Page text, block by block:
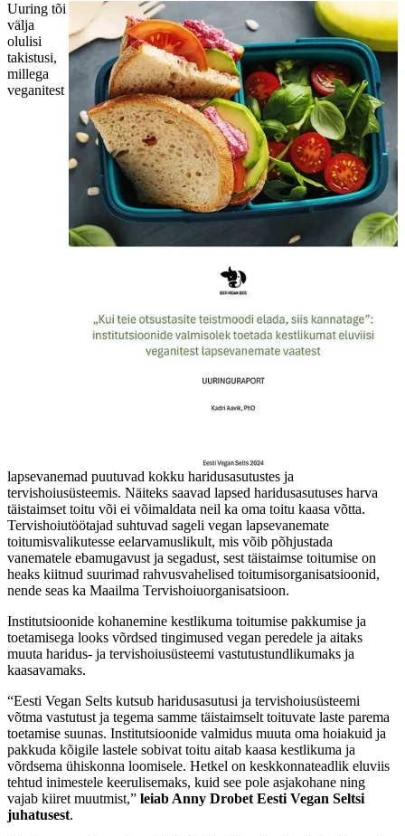
Uuring tõi
välja
olulisi
takistusi,
millega
veganitest
lapsevanemad puutuvad kokku haridusasutustes ja
tervishoiusüsteemis. Näiteks saavad lapsed haridusasutuses harva
täistaimset toitu või ei võimaldata neil ka oma toitu kaasa võtta.
Tervishoiutöötajad suhtuvad sageli vegan lapsevanemate
toitumisvalikutesse eelarvamuslikult, mis võib põhjustada
vanematele ebamugavust ja segadust, sest täistaimse toitumise on
heaks kiitnud suurimad rahvusvahelised toitumisorganisatsioonid,
nende seas ka Maailma Tervishoiuorganisatsioon.
Institutsioonide kohanemine kestlikuma toitumise pakkumise ja
toetamisega looks võrdsed tingimused vegan peredele ja aitaks
muuta haridus- ja tervishoiusüsteemi vastutustundlikumaks ja
kaasavamaks.
“Eesti Vegan Selts kutsub haridusasutusi ja tervishoiusüsteemi
võtma vastutust ja tegema samme täistaimselt toituvate laste parema
toetamise suunas. Institutsioonide valmidus muuta oma hoiakuid ja
pakkuda kõigile lastele sobivat toitu aitab kaasa kestlikuma ja
võrdsema ühiskonna loomisele. Hetkel on keskkonnateadlik eluviis
tehtud inimestele keerulisemaks, kuid see pole asjakohane ning
vajab kiiret muutmist,” leiab Anny Drobet Eesti Vegan Seltsi
juhatusest.